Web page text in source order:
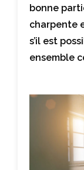
bonne
charpente
s’il est
ensemble